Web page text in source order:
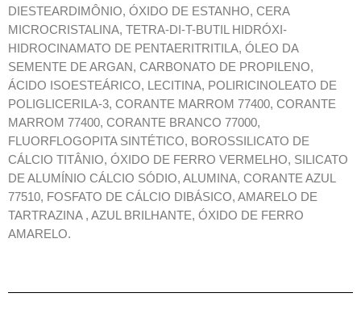
DIESTEARDIMÔNIO, ÓXIDO DE ESTANHO, CERA
MICROCRISTALINA, TETRA-DI-T-BUTIL HIDRÓXI-
HIDROCINAMATO DE PENTAERITRITILA, ÓLEO DA
SEMENTE DE ARGAN, CARBONATO DE PROPILENO,
ÁCIDO ISOESTEÁRICO, LECITINA, POLIRICINOLEATO DE
POLIGLICERILA-3, CORANTE MARROM 77400, CORANTE
MARROM 77400, CORANTE BRANCO 77000,
FLUORFLOGOPITA SINTÉTICO, BOROSSILICATO DE
CÁLCIO TITÂNIO, ÓXIDO DE FERRO VERMELHO, SILICATO
DE ALUMÍNIO CÁLCIO SÓDIO, ALUMINA, CORANTE AZUL
77510, FOSFATO DE CÁLCIO DIBÁSICO, AMARELO DE
TARTRAZINA , AZUL BRILHANTE, ÓXIDO DE FERRO
AMARELO.